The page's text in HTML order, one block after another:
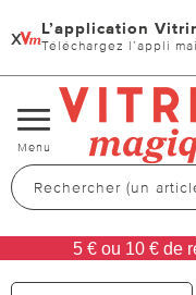
x L’application
Téléchargez l’appli
Changer
de
navigation
Menu
5 € ou 10 € de